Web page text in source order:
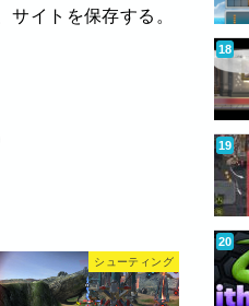
イトを保存する。
シューティング